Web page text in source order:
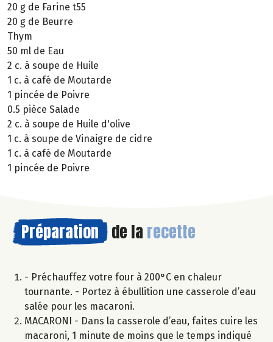
20 g de Farine t55
20 g de Beurre
Thym
50 ml de Eau
2 c. à soupe de Huile
1 c. à café de Moutarde
1 pincée de Poivre
0.5 pièce Salade
2 c. à soupe de Huile d'olive
1 c. à soupe de Vinaigre de cidre
1 c. à café de Moutarde
1 pincée de Poivre
Préparation de la recette
- Préchauffez votre four à 200°C en chaleur
tournante. - Portez à ébullition une casserole d’eau
salée pour les macaroni.
MACARONI - Dans la casserole d’eau, faites cuire les
macaroni, 1 minute de moins que le temps indiqué